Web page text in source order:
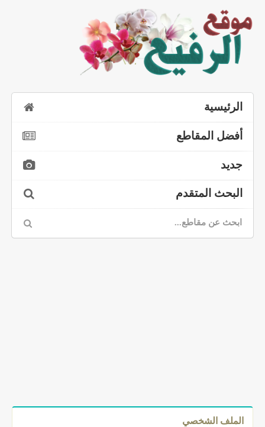
الرئيسية
أفضل المقاطع
جديد
البحث المتقدم
الملف الشخصي